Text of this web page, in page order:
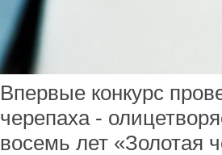
Впервые конкурс
черепаха -
восемь лет «Золотая